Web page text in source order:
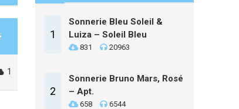
1
1
Sonnerie Bleu Soleil &
Luiza – Soleil Bleu
831 20963
2
Sonnerie Bruno Mars, Rosé
– Apt.
658 6544